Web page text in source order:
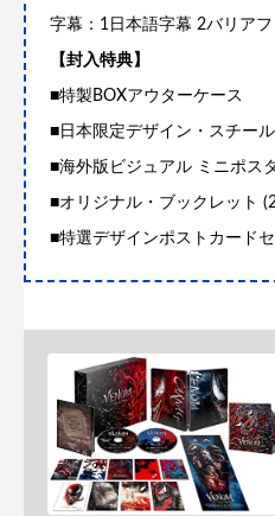
字幕：1日本語字幕 2バリア
【封入特典】
■特製BOXアウターケース
■日本限定デザイン・スチー
■海外版ビジュアル ミニポス
■オリジナル・ブックレット
■特選デザインポストカード